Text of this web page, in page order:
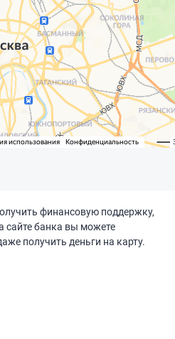
финансовую поддержку,
сайте банка вы можете
получить деньги на карту.